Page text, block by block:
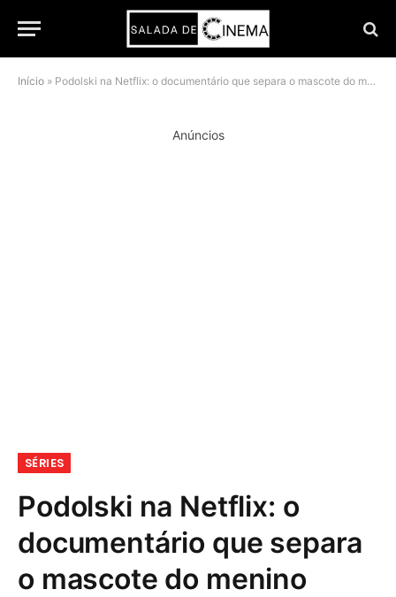
Início » Podolski na Netflix: o documentário que separa o mascote do menino migrante de Colônia
Anúncios
SÉRIES
Podolski na Netflix: o
documentário que separa
o mascote do menino